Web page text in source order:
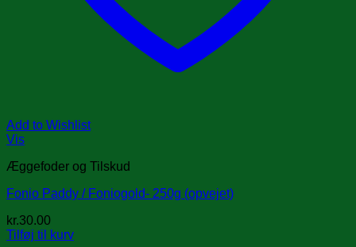
Add to Wishlist
Vis
Æggefoder og Tilskud
Fonio Paddy / Foniogold- 250g (opvejet)
kr.30.00
Tilføj til kurv